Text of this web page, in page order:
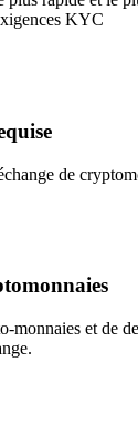
KYC
de
monnaies et de